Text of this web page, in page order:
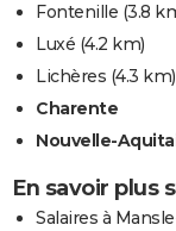
Fontenille (3.8
Luxé (4.2 km)
Lichères (4.3 km)
Charente
Nouvelle-
En savoir plus
Salaires à